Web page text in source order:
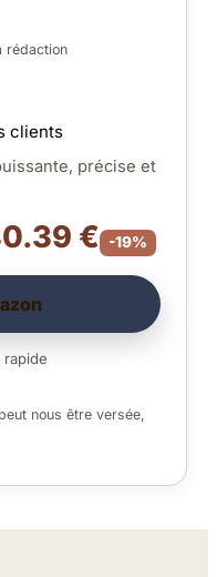
rédaction
clients
précise et
€ -19%
nous être versée,